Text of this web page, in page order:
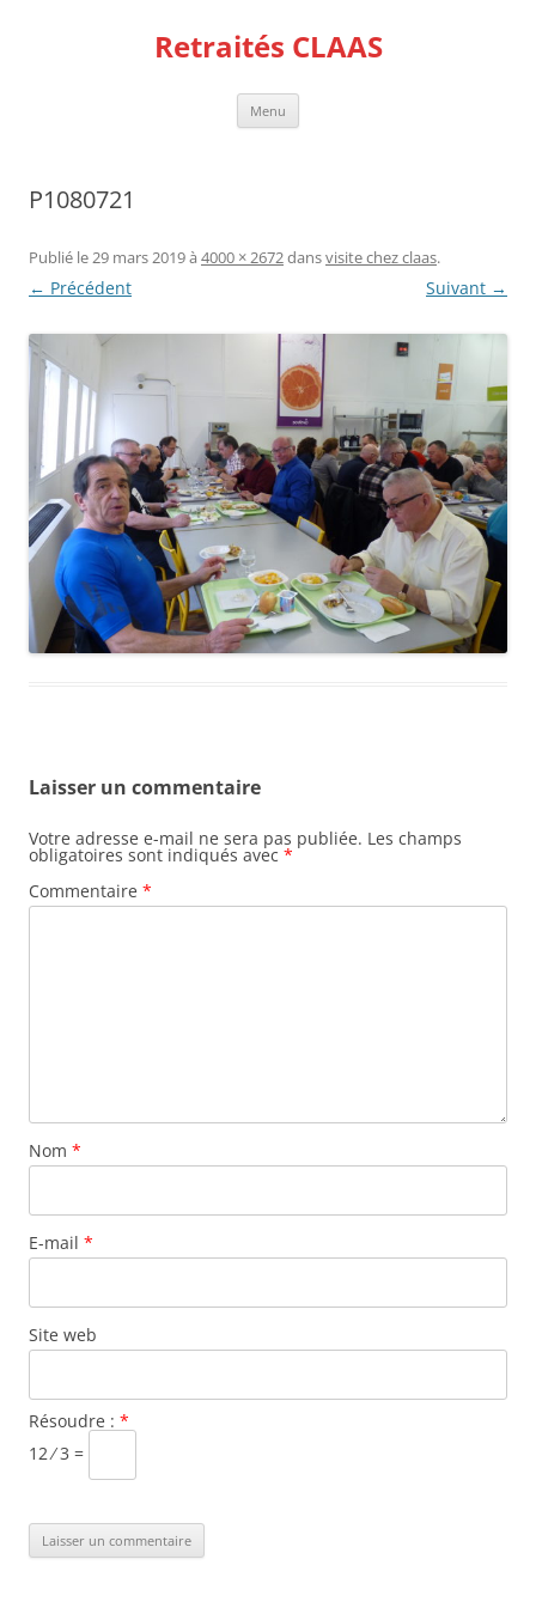
Retraités CLAAS
Menu
P1080721
Publié le29 mars 2019à 4000 × 2672dansvisite chez claas.
← Précédent Suivant →
Laisser un commentaire
Votre adresse e-mail ne sera pas publiée. Les champs
obligatoires sont indiqués avec *
Commentaire *
Nom *
E-mail *
Site web
Résoudre : *
12 ⁄ 3 =